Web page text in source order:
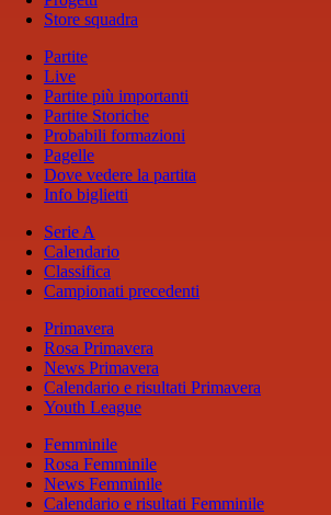
Store squadra
Partite
Live
Partite più importanti
Partite Storiche
Probabili formazioni
Pagelle
Dove vedere la partita
Info biglietti
Serie A
Calendario
Classifica
Campionati precedenti
Primavera
Rosa Primavera
News Primavera
Calendario e risultati Primavera
Youth League
Femminile
Rosa Femminile
News Femminile
Calendario e risultati Femminile